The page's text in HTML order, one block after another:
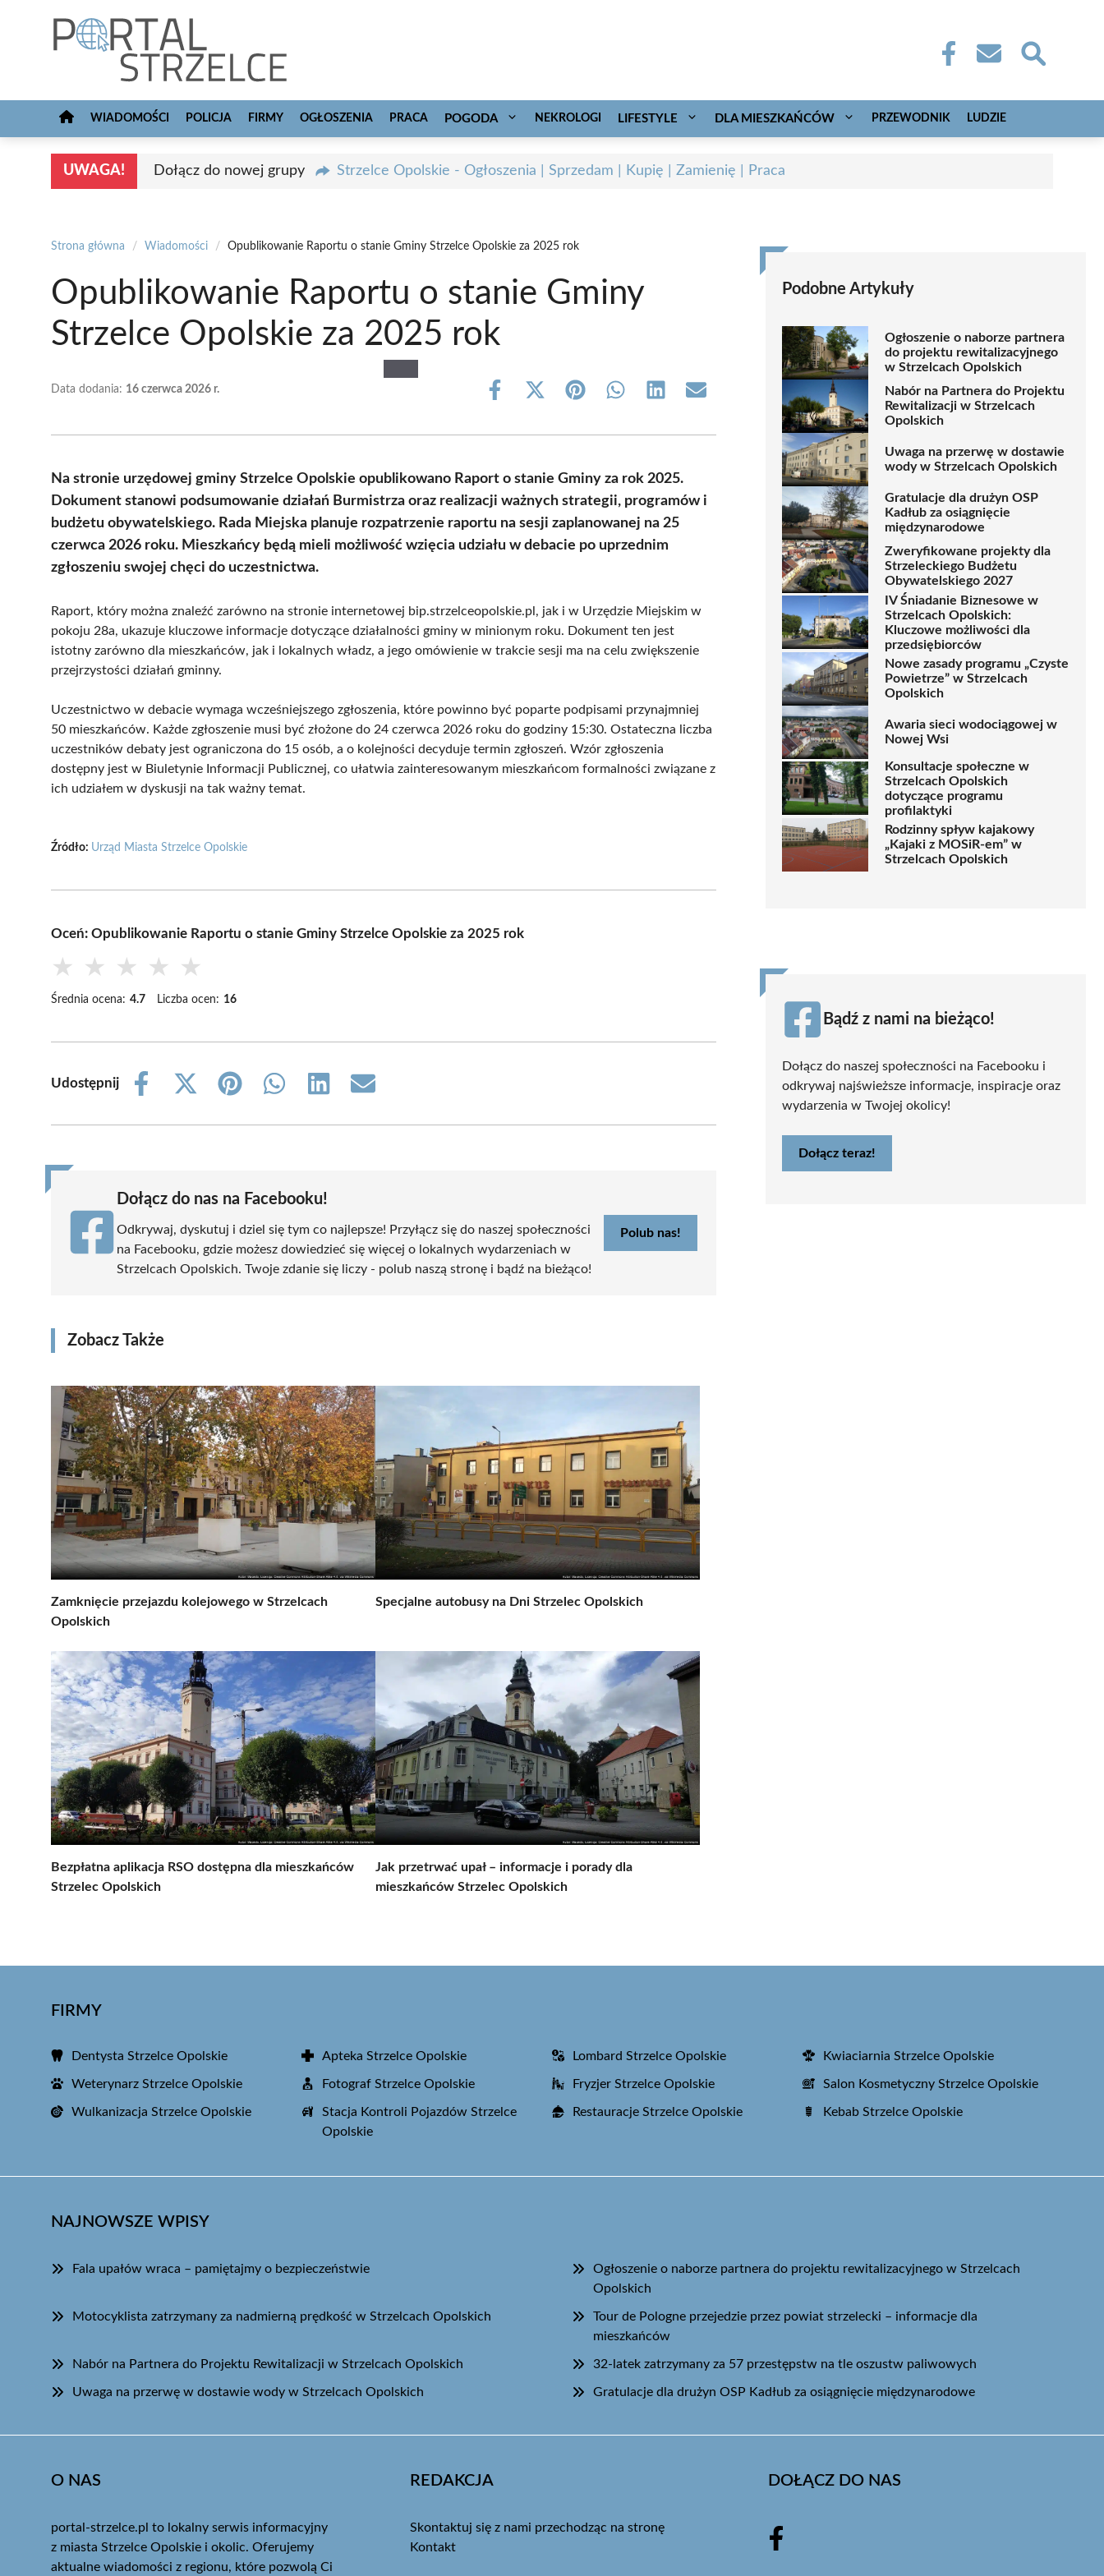
WIADOMOŚCI POLICJA FIRMY OGŁOSZENIA PRACA POGODA NEKROLOGI LIFESTYLE DLA MIESZKAŃCÓW PRZEWODNIK LUDZIE
UWAGA! Dołącz do nowej grupy Strzelce Opolskie - Ogłoszenia | Sprzedam | Kupię | Zamienię | Praca
Strona główna / Wiadomości / Opublikowanie Raportu o stanie Gminy Strzelce Opolskie za 2025 rok
Opublikowanie Raportu o stanie Gminy
Strzelce Opolskie za 2025 rok
Data dodania: 16 czerwca 2026 r.
Share
Share
(Twitter)
Share Share Share Share
Na stronie urzędowej gminy Strzelce Opolskie opublikowano Raport o stanie Gminy za rok 2025.
Dokument stanowi podsumowanie działań Burmistrza oraz realizacji ważnych strategii, programów i
budżetu obywatelskiego. Rada Miejska planuje rozpatrzenie raportu na sesji zaplanowanej na 25
czerwca 2026 roku. Mieszkańcy będą mieli możliwość wzięcia udziału w debacie po uprzednim
zgłoszeniu swojej chęci do uczestnictwa.
Raport, który można znaleźć zarówno na stronie internetowej bip.strzelceopolskie.pl, jak i w Urzędzie Miejskim w
pokoju 28a, ukazuje kluczowe informacje dotyczące działalności gminy w minionym roku. Dokument ten jest
istotny zarówno dla mieszkańców, jak i lokalnych władz, a jego omówienie w trakcie sesji ma na celu zwiększenie
przejrzystości działań gminny.
Uczestnictwo w debacie wymaga wcześniejszego zgłoszenia, które powinno być poparte podpisami przynajmniej
50 mieszkańców. Każde zgłoszenie musi być złożone do 24 czerwca 2026 roku do godziny 15:30. Ostateczna liczba
uczestników debaty jest ograniczona do 15 osób, a o kolejności decyduje termin zgłoszeń. Wzór zgłoszenia
dostępny jest w Biuletynie Informacji Publicznej, co ułatwia zainteresowanym mieszkańcom formalności związane z
ich udziałem w dyskusji na tak ważny temat.
Źródło: Urząd Miasta Strzelce Opolskie
Oceń: Opublikowanie Raportu o stanie Gminy Strzelce Opolskie za 2025 rok
★ ★ ★ ★ ★
Średnia ocena: 4.7 Liczba ocen: 16
Udostępnij
Share
Share
(Twitter)
Share
Share
Share
Share
Dołącz do nas na Facebooku!
Odkrywaj, dyskutuj i dziel się tym co najlepsze! Przyłącz się do naszej społeczności
na Facebooku, gdzie możesz dowiedzieć się więcej o lokalnych wydarzeniach w
Strzelcach Opolskich. Twoje zdanie się liczy - polub naszą stronę i bądź na bieżąco!
Polub nas!
Zobacz Także
Zamknięcie przejazdu kolejowego w Strzelcach
Opolskich
Specjalne autobusy na Dni Strzelec Opolskich
Bezpłatna aplikacja RSO dostępna dla mieszkańców
Strzelec Opolskich
Jak przetrwać upał – informacje i porady dla
mieszkańców Strzelec Opolskich
Podobne Artykuły
Ogłoszenie o naborze partnera
do projektu rewitalizacyjnego
w Strzelcach Opolskich
Nabór na Partnera do Projektu
Rewitalizacji w Strzelcach
Opolskich
Uwaga na przerwę w dostawie
wody w Strzelcach Opolskich
Gratulacje dla drużyn OSP
Kadłub za osiągnięcie
międzynarodowe
Zweryfikowane projekty dla
Strzeleckiego Budżetu
Obywatelskiego 2027
IV Śniadanie Biznesowe w
Strzelcach Opolskich:
Kluczowe możliwości dla
przedsiębiorców
Nowe zasady programu „Czyste
Powietrze” w Strzelcach
Opolskich
Awaria sieci wodociągowej w
Nowej Wsi
Konsultacje społeczne w
Strzelcach Opolskich
dotyczące programu
profilaktyki
Rodzinny spływ kajakowy
„Kajaki z MOSiR-em” w
Strzelcach Opolskich
Bądź z nami na bieżąco!
Dołącz do naszej społeczności na Facebooku i
odkrywaj najświeższe informacje, inspiracje oraz
wydarzenia w Twojej okolicy!
Dołącz teraz!
FIRMY
Dentysta Strzelce Opolskie Apteka Strzelce Opolskie Lombard Strzelce Opolskie Kwiaciarnia Strzelce Opolskie
Weterynarz Strzelce Opolskie Fotograf Strzelce Opolskie Fryzjer Strzelce Opolskie Salon Kosmetyczny Strzelce Opolskie
Wulkanizacja Strzelce Opolskie
Stacja Kontroli Pojazdów Strzelce
Opolskie
Restauracje Strzelce Opolskie Kebab Strzelce Opolskie
NAJNOWSZE WPISY
Fala upałów wraca – pamiętajmy o bezpieczeństwie
Ogłoszenie o naborze partnera do projektu rewitalizacyjnego w Strzelcach
Opolskich
Motocyklista zatrzymany za nadmierną prędkość w Strzelcach Opolskich
Tour de Pologne przejedzie przez powiat strzelecki – informacje dla
mieszkańców
Nabór na Partnera do Projektu Rewitalizacji w Strzelcach Opolskich 32-latek zatrzymany za 57 przestępstw na tle oszustw paliwowych
Uwaga na przerwę w dostawie wody w Strzelcach Opolskich Gratulacje dla drużyn OSP Kadłub za osiągnięcie międzynarodowe
O NAS
portal-strzelce.pl to lokalny serwis informacyjny
z miasta Strzelce Opolskie i okolic. Oferujemy
aktualne wiadomości z regionu, które pozwolą Ci
REDAKCJA
Skontaktuj się z nami przechodząc na stronę
Kontakt
DOŁĄCZ DO NAS